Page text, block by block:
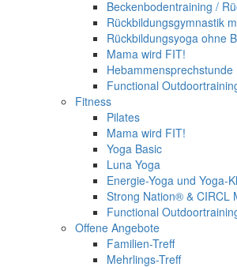
Beckenbodentraining /
Rückbildungsgymnastik
Rückbildungsyoga ohne
Mama wird FIT!
Hebammensprechstunde
Functional
Fitness
Pilates
Mama wird FIT!
Yoga Basic
Luna Yoga
Energie-Yoga und Yoga-
Strong Nation® & CIRCL
Functional
Offene Angebote
Familien-Treff
Mehrlings-Treff